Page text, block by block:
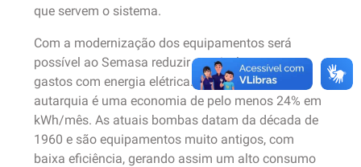
que servem o sistema.
Com a modernização dos equipamentos será
possível ao Semasa reduzir sensivelmente os
gastos com energia elétrica. A expectativa da
autarquia é uma economia de pelo menos 24% em
kWh/mês. As atuais bombas datam da década de
1960 e são equipamentos muito antigos, com
baixa eficiência, gerando assim um alto consumo